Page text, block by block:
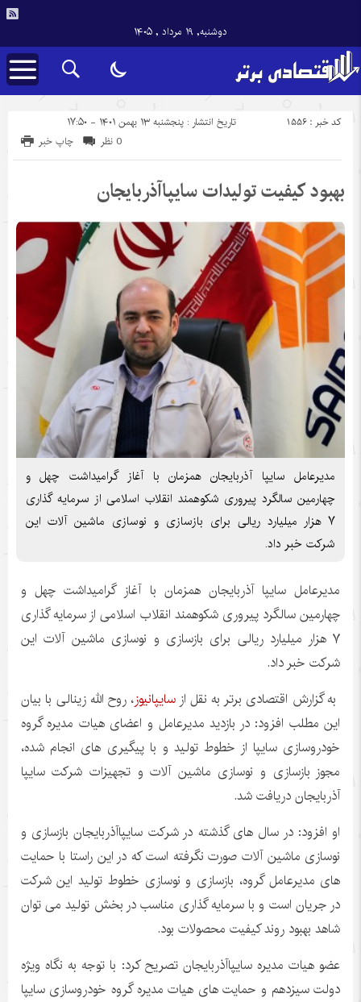
دوشنبه, ۱۹ مرداد , ۱۴۰۵
تاریخ انتشار : پنجشنبه ۱۳ بهمن ۱۴۰۱ - ۱۷:۵۰ کد خبر : 1556
چاپ خبر 0 نظر
بهبود کیفیت تولیدات سایپاآذربایجان
مدیرعامل سایپا آذربایجان همزمان با آغاز گرامیداشت چهل و
چهارمین سالگرد پیروری شکوهمند انقلاب اسلامی از سرمایه گذاری
۷ هزار میلیارد ریالی برای بازسازی و نوسازی ماشین آلات این
شرکت خبر داد.
مدیرعامل سایپا آذربایجان همزمان با آغاز گرامیداشت چهل و
چهارمین سالگرد پیروری شکوهمند انقلاب اسلامی از سرمایه گذاری
۷ هزار میلیارد ریالی برای بازسازی و نوسازی ماشین آلات این
شرکت خبر داد.
به گزارش اقتصادی برتر به نقل از سایپانیوز، روح الله زینالی با بیان
این مطلب افزود: در بازدید مدیرعامل و اعضای هیات مدیره گروه
خودروسازی سایپا از خطوط تولید و با پیگیری های انجام شده،
مجوز بازسازی و نوسازی ماشین آلات و تجهیزات شرکت سایپا
آذربایجان دریافت شد.
او افزود: در سال های گذشته در شرکت سایپاآذربایجان بازسازی و
نوسازی ماشین آلات صورت نگرفته است که در این راستا با حمایت
های مدیرعامل گروه، بازسازی و نوسازی خطوط تولید این شرکت
در جریان است و با سرمایه گذاری مناسب در بخش تولید می توان
شاهد بهبود روند کیفیت محصولات بود.
عضو هیات مدیره سایپاآذربایجان تصریح کرد: با توجه به نگاه ویژه
دولت سیزدهم و حمایت های هیات مدیره گروه خودروسازی سایپا